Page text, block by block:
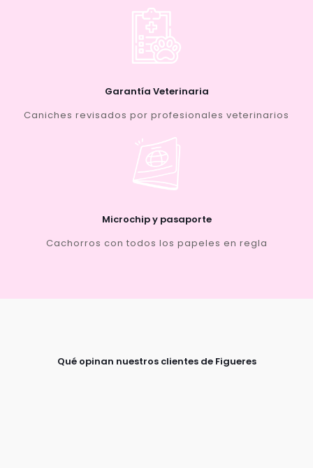
Garantía Veterinaria
Caniches revisados por profesionales veterinarios
Microchip y pasaporte
Cachorros con todos los papeles en regla
Qué opinan nuestros clientes de Figueres